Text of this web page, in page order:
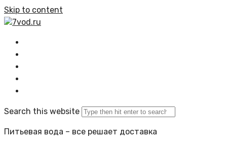
Skip to content
7vod.ru
Search this website
Питьевая вода – все решает доставка